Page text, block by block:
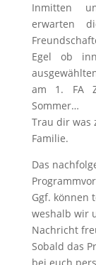
Inmitten
erwarten
Egel ob
am 1. FA
Sommer…
Trau dir was
Familie.
Das
Ggf. können
weshalb wir
Nachricht
Sobald das